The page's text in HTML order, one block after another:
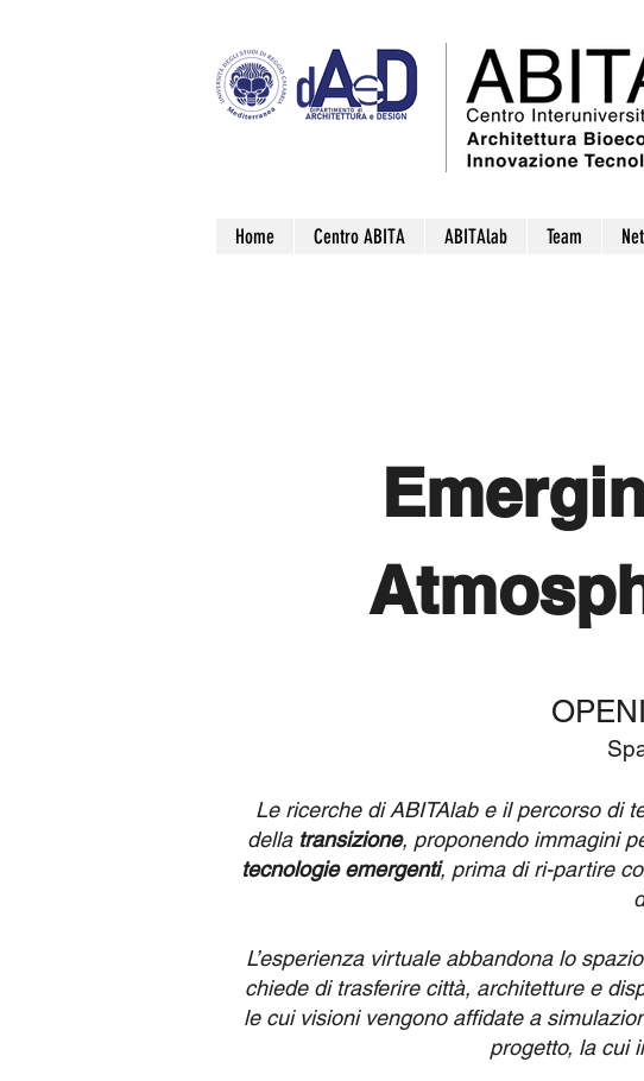
Home Centro ABITA ABITAlab Team
Le ricerche di ABITAlab e il percorso di
della transizione, proponendo immagini
tecnologie emergenti, prima di ri-partire
L’esperienza virtuale abbandona lo
chiede di trasferire città, architetture e
le cui visioni vengono affidate a
progetto, la cui